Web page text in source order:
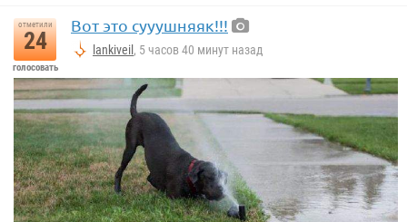
отметили
24
голосовать
Вот это сууушняяк!!!
lankiveil , 5 часов 40 минут назад